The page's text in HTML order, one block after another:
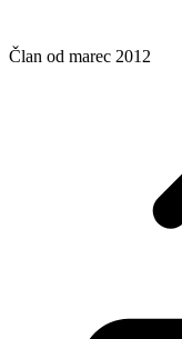
Član od marec 2012